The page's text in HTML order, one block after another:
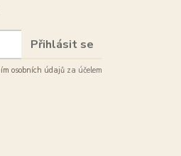
Přihlásit se
osobních údajů za účelem